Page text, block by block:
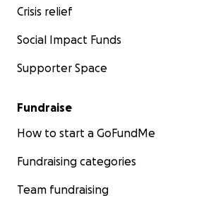
Crisis relief
Social Impact Funds
Supporter Space
Fundraise
How to start a GoFundMe
Fundraising categories
Team fundraising